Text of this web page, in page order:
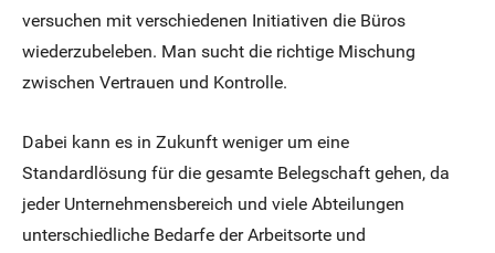
versuchen mit verschiedenen Initiativen die Büros
wiederzubeleben. Man sucht die richtige Mischung
zwischen Vertrauen und Kontrolle.
Dabei kann es in Zukunft weniger um eine
Standardlösung für die gesamte Belegschaft gehen, da
jeder Unternehmensbereich und viele Abteilungen
unterschiedliche Bedarfe der Arbeitsorte und